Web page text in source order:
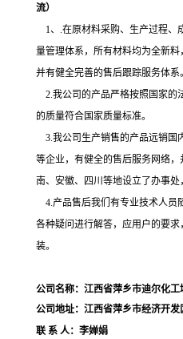
流）
1、 .在原材料采购、生产过程、
量管理体系，所有材料均为全新料，
并有健全完善的售后跟踪服务体系。
2.我公司的产品严格按照国家的
的质量符合国家质量标准。
3.我公司生产销售的产品远销国
等企业，有健全的售后服务网络
南、安徽、四川等地设立了办事处
4.产品售后我们有专业技术人员
各种疑问进行解答，应用户的要
装。
公司名称：江西省萍乡市迪尔化工
公司地址：江西省萍乡市经济开
联 系 人：李婵娟